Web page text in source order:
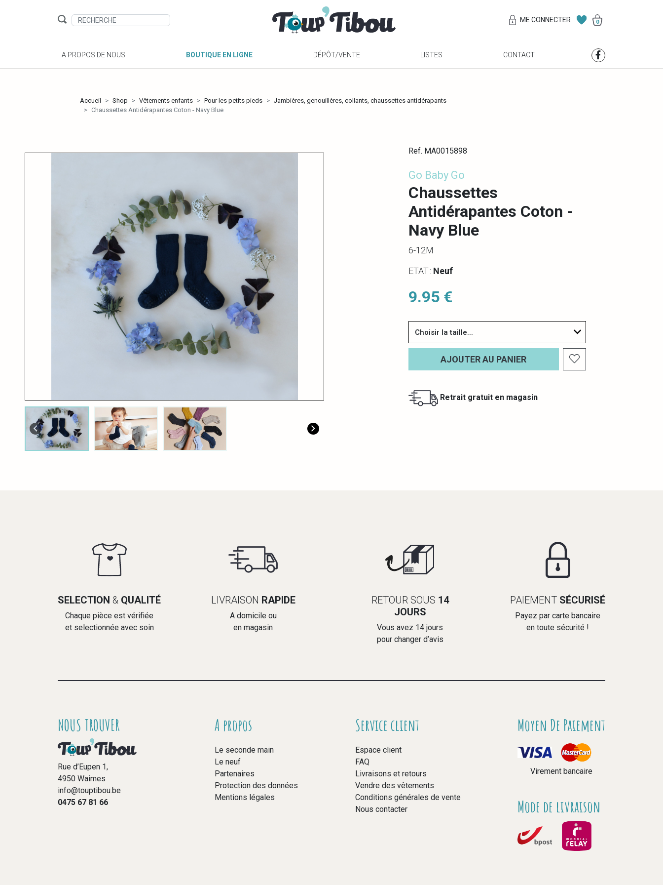
ME CONNECTER 0
A PROPOS DE NOUS BOUTIQUE EN LIGNE DÉPÔT/VENTE LISTES CONTACT
Accueil Shop Vêtements enfants Pour les petits pieds
Jambières, genouillères, collants, chaussettes antidérapants
Chaussettes Antidérapantes Coton - Navy Blue
Ref. MA0015898
Go Baby Go
Chaussettes
Antidérapantes Coton -
Navy Blue
6-12M
ETAT : Neuf
9.95 €
Choisir la taille...
AJOUTER AU PANIER
Retrait gratuit en magasin
SELECTION & QUALITÉ
Chaque pièce est vérifiée
et selectionnée avec soin
LIVRAISON RAPIDE
A domicile ou
en magasin
RETOUR SOUS 14
JOURS
Vous avez 14 jours
pour changer d’avis
PAIEMENT SÉCURISÉ
Payez par carte bancaire
en toute sécurité !
NOUS TROUVER
Rue d’Eupen 1,
4950 Waimes
info@touptibou.be
0475 67 81 66
A propos
Le seconde main
Le neuf
Partenaires
Protection des données
Mentions légales
Service client
Espace client
FAQ
Livraisons et retours
Vendre des vêtements
Conditions générales de vente
Nous contacter
Moyen De Paiement
Virement bancaire
Mode de livraison